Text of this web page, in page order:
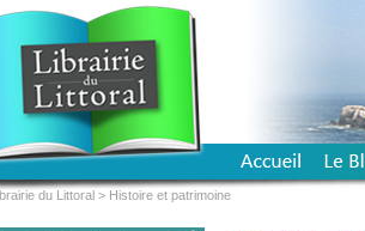
du Littoral > Histoire et patrimoine